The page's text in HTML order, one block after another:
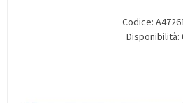
Codice:
Disponibilità: